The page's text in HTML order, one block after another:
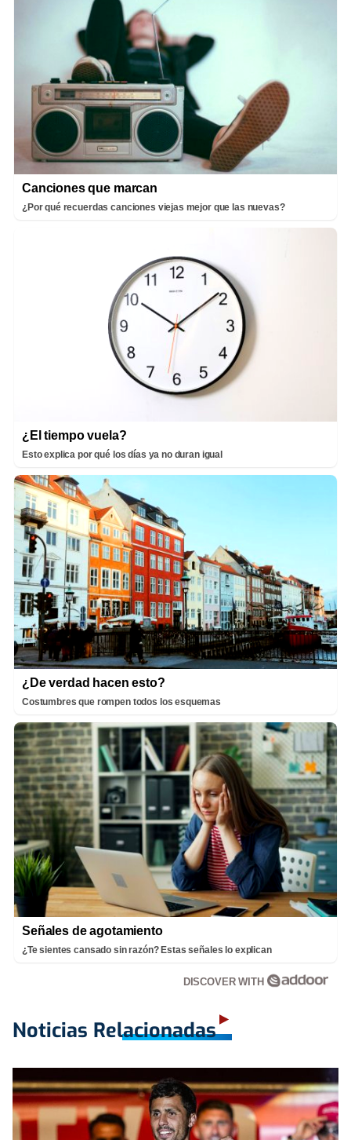
Canciones que marcan
¿Por qué recuerdas canciones viejas mejor que las nuevas?
¿El tiempo vuela?
Esto explica por qué los días ya no duran igual
¿De verdad hacen esto?
Costumbres que rompen todos los esquemas
Señales de agotamiento
¿Te sientes cansado sin razón? Estas señales lo explican
DISCOVER WITH
Noticias Relacionadas